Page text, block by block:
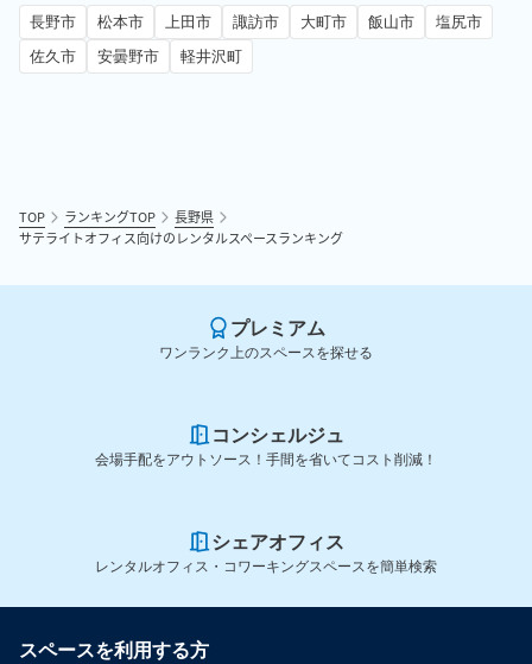
長野市 松本市 上田市 諏訪市 大町市 飯山市
塩尻市
佐久市
安曇野市 軽井沢町
TOP ランキングTOP
長野県
サテライトオフィス向けのレンタルスペースランキング
プレミアム
ワンランク上のスペースを探せる
コンシェルジュ
会場手配をアウトソース！手間を省いてコスト削減！
シェアオフィス
レンタルオフィス・コワーキングスペースを簡単検索
スペースを利用する方